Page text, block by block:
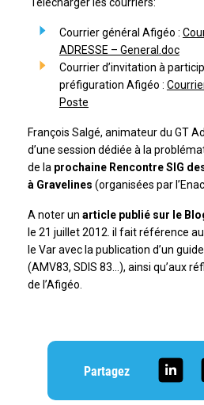
Courrier général Afigéo :
ADRESSE – General.doc
Courrier d’invitation à
préfiguration Afigéo :
Poste
François Salgé, animateur du GT
d’une session dédiée à la
de la prochaine Rencontre SIG
à Gravelines (organisées par
A noter un article publié sur le
le 21 juillet 2012. il fait référence
le Var avec la publication d’un
(AMV83, SDIS 83…), ainsi qu’aux
de l’Afigéo.
Partagez